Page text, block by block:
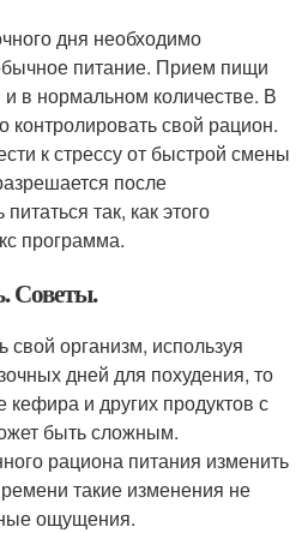
дня необходимо
питание. Прием пищи
в нормальном количестве. В
свой рацион.
к стрессу от быстрой смены
после
так, как этого
программа.
Советы.
организм, используя
дней для похудения, то
кефира и других продуктов с
быть сложным.
рациона питания изменить
такие изменения не
ощущения.